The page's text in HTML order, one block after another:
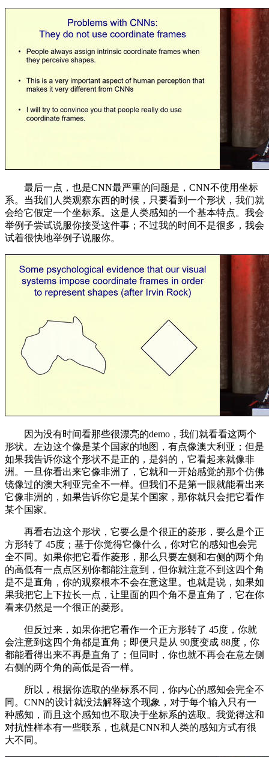
最后一点，也是CNN最严重的问题是，CNN不使用坐标
系。当我们人类观察东西的时候，只要看到一个形状，我们就
会给它假定一个坐标系。这是人类感知的一个基本特点。我会
举例子尝试说服你接受这件事；不过我的时间不是很多，我会
试着很快地举例子说服你。
因为没有时间看那些很漂亮的demo，我们就看看这两个
形状。左边这个像是某个国家的地图，有点像澳大利亚；但是
如果我告诉你这个形状不是正的，是斜的，它看起来就像非
洲。一旦你看出来它像非洲了，它就和一开始感觉的那个仿佛
镜像过的澳大利亚完全不一样。但我们不是第一眼就能看出来
它像非洲的，如果告诉你它是某个国家，那你就只会把它看作
某个国家。
再看右边这个形状，它要么是个很正的菱形，要么是个正
方形转了 45度；基于你觉得它像什么，你对它的感知也会完
全不同。如果你把它看作菱形，那么只要左侧和右侧的两个角
的高低有一点点区别你都能注意到，但你就注意不到这四个角
是不是直角，你的观察根本不会在意这里。也就是说，如果如
果我把它上下拉长一点，让里面的四个角不是直角了，它在你
看来仍然是一个很正的菱形。
但反过来，如果你把它看作一个正方形转了 45度，你就
会注意到这四个角都是直角；即便只是从 90度变成 88度，你
都能看得出来不再是直角了；但同时，你也就不再会在意左侧
右侧的两个角的高低是否一样。
所以，根据你选取的坐标系不同，你内心的感知会完全不
同。CNN的设计就没法解释这个现象，对于每个输入只有一
种感知，而且这个感知也不取决于坐标系的选取。我觉得这和
对抗性样本有一些联系，也就是CNN和人类的感知方式有很
大不同。